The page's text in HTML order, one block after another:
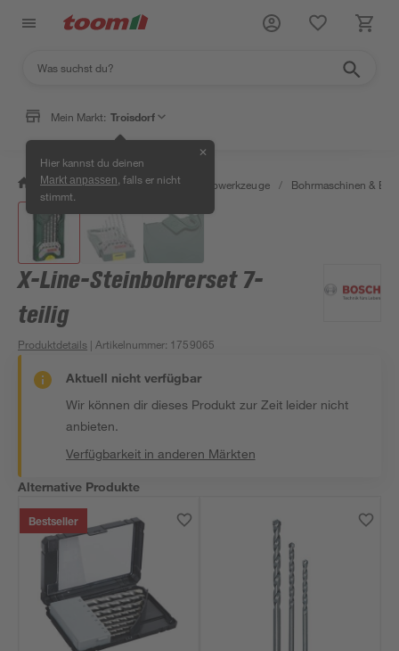
Mein Markt: Troisdorf
Hier kannst du deinen
Markt anpassen , falls er nicht
stimmt.
✕
/ Werkstatt & Maschinen / Elektrowerkzeuge / Bohrmaschinen &
X-Line-Steinbohrerset 7-
teilig
Produktdetails | Artikelnummer: 1759065
Aktuell nicht verfügbar
Wir können dir dieses Produkt zur Zeit leider nicht
anbieten.
Verfügbarkeit in anderen Märkten
Alternative Produkte
Bestseller